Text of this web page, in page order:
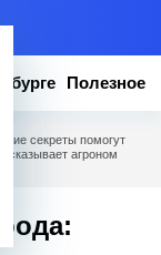
Полезное
секреты помогут
агроном